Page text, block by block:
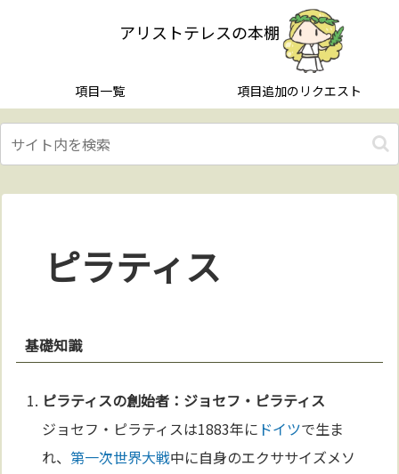
アリストテレスの本棚
項目一覧 項目追加のリクエスト
ピラティス
基礎知識
ピラティスの創始者：ジョセフ・ピラティス
ジョセフ・ピラティスは1883年に ドイツで生ま
れ、第一次世界大戦中に自身のエクササイズメソ